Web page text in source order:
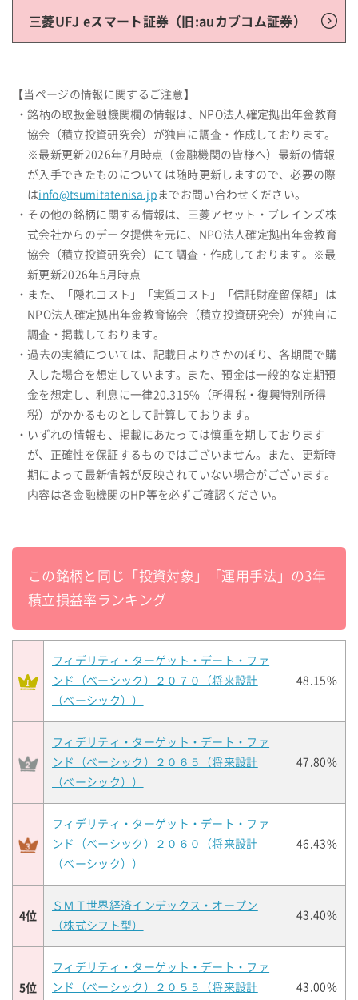
三菱UFJ eスマート証券（旧:auカブコム証券）
【当ページの情報に関するご注意】
・銘柄の取扱金融機関欄の情報は、NPO法人確定拠出年金教育
協会（積立投資研究会）が独自に調査・作成しております。
※最新更新2026年7月時点（金融機関の皆様へ）最新の情報
が入手できたものについては随時更新しますので、必要の際
はinfo@tsumitatenisa.jp までお問い合わせください。
・その他の銘柄に関する情報は、三菱アセット・ブレインズ株
式会社からのデータ提供を元に、NPO法人確定拠出年金教育
協会（積立投資研究会）にて調査・作成しております。※最
新更新2026年5月時点
・また、「隠れコスト」「実質コスト」「信託財産留保額」は
NPO法人確定拠出年金教育協会（積立投資研究会）が独自に
調査・掲載しております。
・過去の実績については、記載日よりさかのぼり、各期間で購
入した場合を想定しています。また、預金は一般的な定期預
金を想定し、利息に一律20.315%（所得税・復興特別所得
税）がかかるものとして計算しております。
・いずれの情報も、掲載にあたっては慎重を期しております
が、正確性を保証するものではございません。また、更新時
期によって最新情報が反映されていない場合がございます。
内容は各金融機関のHP等を必ずご確認ください。
この銘柄と同じ「投資対象」「運用手法」の3年
積立損益率ランキング
フィデリティ・ターゲット・デート・ファ
ンド（ベーシック）２０７０（将来設計
（ベーシック））
48.15%
フィデリティ・ターゲット・デート・ファ
ンド（ベーシック）２０６５（将来設計
（ベーシック））
47.80%
フィデリティ・ターゲット・デート・ファ
ンド（ベーシック）２０６０（将来設計
（ベーシック））
46.43%
4位
ＳＭＴ世界経済インデックス・オープン
（株式シフト型）
43.40%
5位
フィデリティ・ターゲット・デート・ファ
ンド（ベーシック）２０５５（将来設計
43.00%